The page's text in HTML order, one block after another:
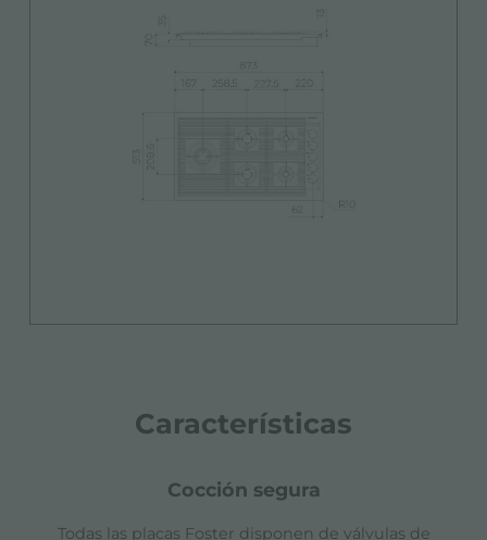
Características
cocción segura
Todas las placas Foster disponen de válvulas de